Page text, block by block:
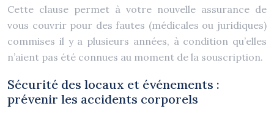
Cette clause permet à votre nouvelle assurance de
vous couvrir pour des fautes (médicales ou juridiques)
commises il y a plusieurs années, à condition qu’elles
n’aient pas été connues au moment de la souscription.
Sécurité des locaux et événements :
prévenir les accidents corporels